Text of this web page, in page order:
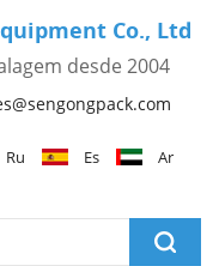
Co., Ltd
desde 2004
Ru Es
Ar